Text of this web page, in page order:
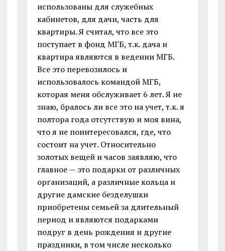
использованы для служебных
кабинетов, для дачи, часть для
квартиры. Я считал, что все это
поступает в фонд МГБ, т.к. дача и
квартира являются в ведении МГБ.
Все это перевозилось и
использовалось командой МГБ,
которая меня обслуживает 6 лет. Я не
знаю, бралось ли все это на учет, т.к. я
полтора года отсутствую и моя вина,
что я не поинтересовался, где, что
состоит на учет. Относительно
золотых вещей и часов заявляю, что
главное — это подарки от различных
организаций, а различные кольца и
другие дамские безделушки
приобретены семьей за длительный
период и являются подарками
подруг в день рождения и другие
праздники, в том числе несколько